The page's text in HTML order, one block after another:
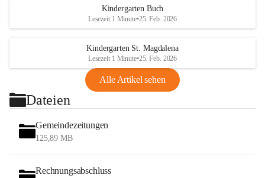
Kindergarten Buch
Lesezeit 1 Minute•25. Feb. 2026
Kindergarten St. Magdalena
Lesezeit 1 Minute•25. Feb. 2026
Alle Artikel sehen
Dateien
Gemeindezeitungen
125,89 MB
Rechnungsabschluss